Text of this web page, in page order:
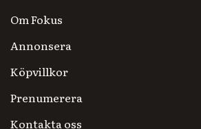
Om Fokus
Annonsera
Köpvillkor
Prenumerera
Kontakta oss